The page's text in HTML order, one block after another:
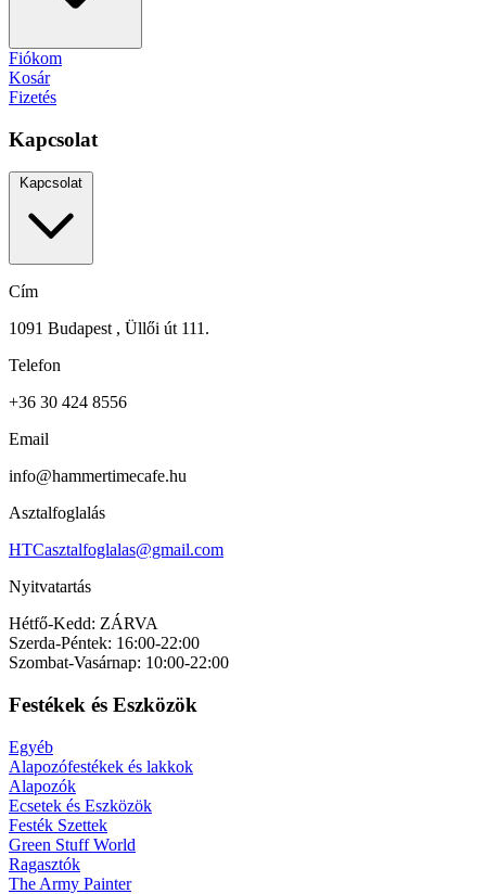
Fiókom
Kosár
Fizetés
Kapcsolat
Kapcsolat
Cím
1091 Budapest , Üllői út 111.
Telefon
+36 30 424 8556
Email
info@hammertimecafe.hu
Asztalfoglalás
HTCasztalfoglalas@gmail.com
Nyitvatartás
Hétfő-Kedd: ZÁRVA
Szerda-Péntek: 16:00-22:00
Szombat-Vasárnap: 10:00-22:00
Festékek és Eszközök
Egyéb
Alapozófestékek és lakkok
Alapozók
Ecsetek és Eszközök
Festék Szettek
Green Stuff World
Ragasztók
The Army Painter